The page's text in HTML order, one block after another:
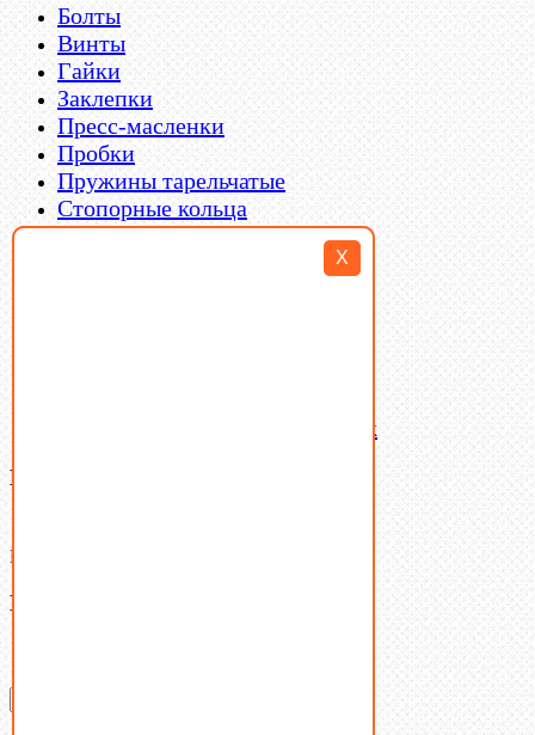
X
Болты
Винты
Гайки
Заклепки
Пресс-масленки
Пробки
Пружины тарельчатые
Стопорные кольца
Такелаж
Латунный и бронзовый крепеж
Ваша корзина
В корзине нет товаров.
Поиск